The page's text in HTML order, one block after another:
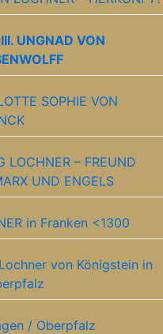
UNGNAD VON
SOPHIE VON
LOCHNER – FREUND
UND ENGELS
in Franken <1300
von Königstein in
/ Oberpfalz